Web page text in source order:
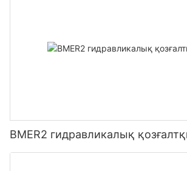
BMER2 гидравликалық